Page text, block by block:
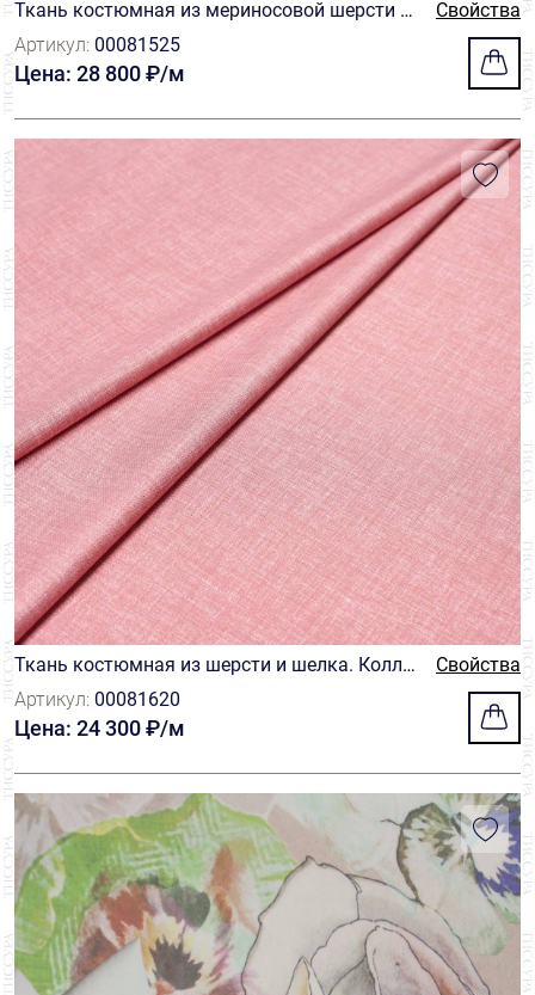
Ткань костюмная из мериносовой шерсти S
uper 130's из коллекции Crossover от Scabal
Свойства
Артикул: 00081525
Цена: 28 800 ₽/м
Ткань костюмная из шерсти и шелка. Колле
кция "Naturals". Цвет розовый с эффектом "д
елаве"
Свойства
Артикул: 00081620
Цена: 24 300 ₽/м